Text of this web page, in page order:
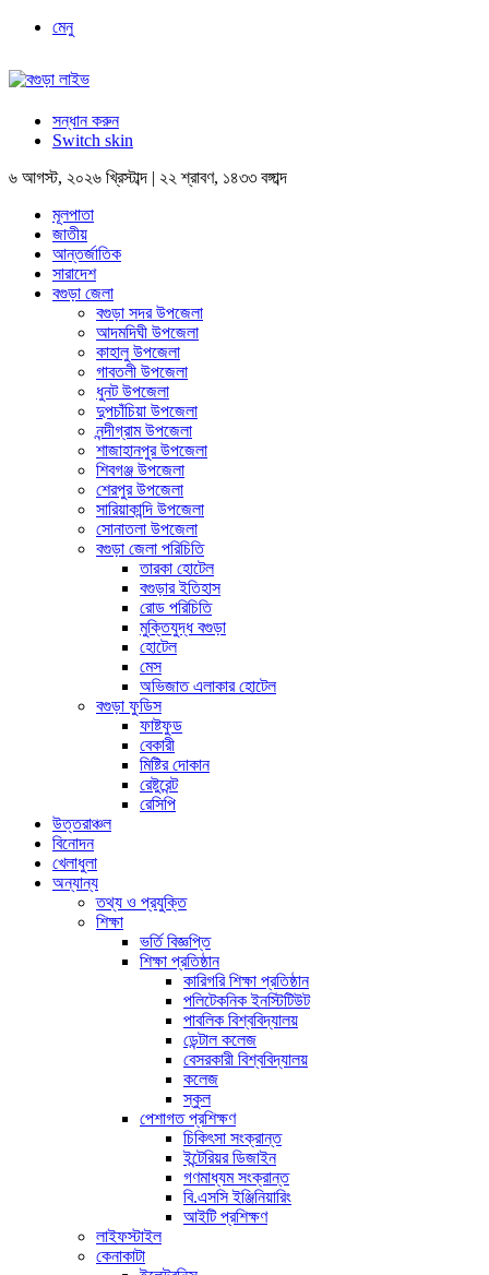
মেনু
সন্ধান করুন
Switch skin
৬ আগস্ট, ২০২৬ খ্রিস্টাব্দ | ২২ শ্রাবণ, ১৪৩৩ বঙ্গাব্দ
মূলপাতা
জাতীয়
আন্তর্জাতিক
সারাদেশ
বগুড়া জেলা
বগুড়া সদর উপজেলা
আদমদিঘী উপজেলা
কাহালু উপজেলা
গাবতলী উপজেলা
ধুনট উপজেলা
দুপচাঁচিয়া উপজেলা
নন্দীগ্রাম উপজেলা
শাজাহানপুর উপজেলা
শিবগঞ্জ উপজেলা
শেরপুর উপজেলা
সারিয়াকান্দি উপজেলা
সোনাতলা উপজেলা
বগুড়া জেলা পরিচিতি
তারকা হোটেল
বগুড়ার ইতিহাস
রোড পরিচিতি
মুক্তিযুদ্ধ বগুড়া
হোটেল
মেস
অভিজাত এলাকার হোটেল
বগুড়া ফুডিস
ফাষ্টফুড
বেকারী
মিষ্টির দোকান
রেষ্টুরেন্ট
রেসিপি
উত্তরাঞ্চল
বিনোদন
খেলাধুলা
অন্যান্য
তথ্য ও প্রযুক্তি
শিক্ষা
ভর্তি বিজ্ঞপ্তি
শিক্ষা প্রতিষ্ঠান
কারিগরি শিক্ষা প্রতিষ্ঠান
পলিটেকনিক ইনস্টিটিউট
পাবলিক বিশ্ববিদ্যালয়
ডেন্টাল কলেজ
বেসরকারী বিশ্ববিদ্যালয়
কলেজ
স্কুল
পেশাগত প্রশিক্ষণ
চিকিৎসা সংক্রান্ত
ইন্টেরিয়র ডিজাইন
গণমাধ্যম সংক্রান্ত
বি.এসসি ইঞ্জিনিয়ারিং
আইটি প্রশিক্ষণ
লাইফস্টাইল
কেনাকাটা